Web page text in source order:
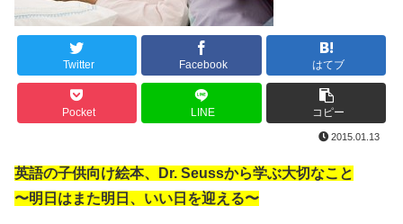
Twitter Facebook はてブ
Pocket LINE コピー
2015.01.13
英語の子供向け絵本、Dr. Seussから学ぶ大切なこと
〜明日はまた明日、いい日を迎える〜